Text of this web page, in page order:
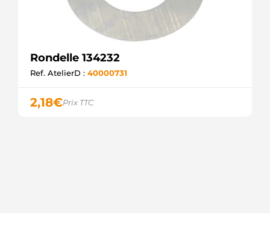
Rondelle 134232
Ref. AtelierD : 40000731
2,18€Prix TTC